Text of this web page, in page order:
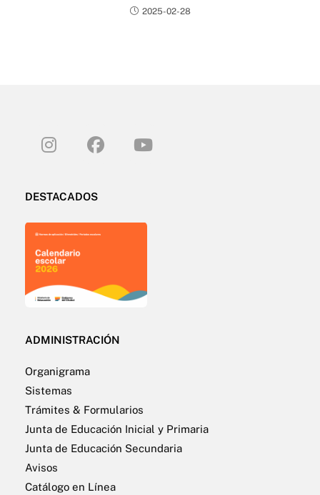
2025-02-28
DESTACADOS
ADMINISTRACIÓN
Organigrama
Sistemas
Trámites & Formularios
Junta de Educación Inicial y Primaria
Junta de Educación Secundaria
Avisos
Catálogo en Línea